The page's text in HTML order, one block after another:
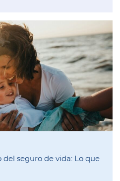
del seguro de vida: Lo que